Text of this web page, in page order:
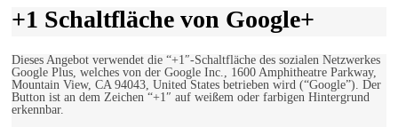
+1 Schaltfläche von Google+
Dieses Angebot verwendet die “+1″-Schaltfläche des sozialen Netzwerkes
Google Plus, welches von der Google Inc., 1600 Amphitheatre Parkway,
Mountain View, CA 94043, United States betrieben wird (“Google”). Der
Button ist an dem Zeichen “+1″ auf weißem oder farbigen Hintergrund
erkennbar.